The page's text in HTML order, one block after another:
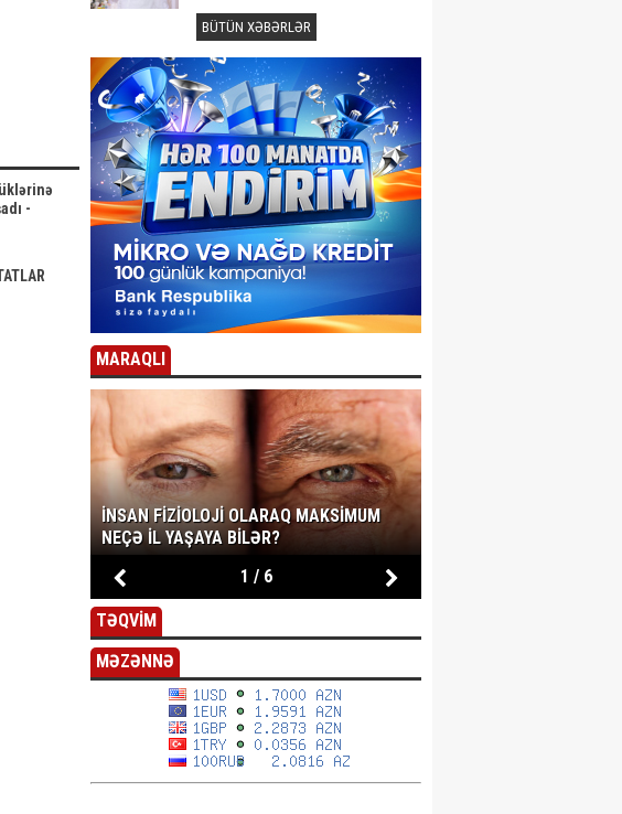
-
BÜTÜN XƏBƏRLƏR
MARAQLI
İNSAN FIZIOLOJI OLARAQ MAKSIMUM
NEÇƏ IL YAŞAYA BILƏR?
1 / 6
TƏQVİM
MƏZƏNNƏ